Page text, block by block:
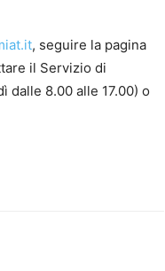
, seguire la pagina
il Servizio di
dalle 8.00 alle 17.00) o